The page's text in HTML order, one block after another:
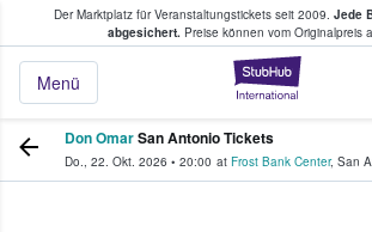
Der Marktplatz für Veranstaltungstickets seit 2009. Jede
abgesichert.Preise können vom Originalpreis
Menü
Tickets kaufen &
Don OmarSan Antonio Tickets
Do., 22. Okt. 2026 • 20:00 at Frost Bank Center, San